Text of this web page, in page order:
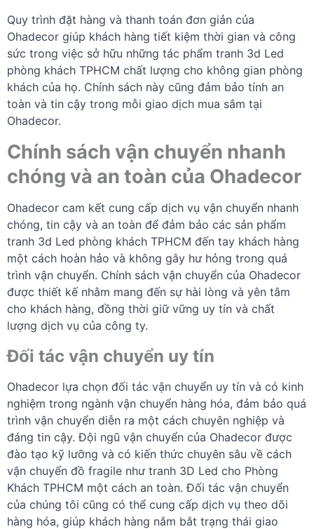
Quy trình đặt hàng và thanh toán đơn giản của
Ohadecor giúp khách hàng tiết kiệm thời gian và công
sức trong việc sở hữu những tác phẩm tranh 3d Led
phòng khách TPHCM chất lượng cho không gian phòng
khách của họ. Chính sách này cũng đảm bảo tính an
toàn và tin cậy trong mỗi giao dịch mua sắm tại
Ohadecor.
Chính sách vận chuyển nhanh
chóng và an toàn của Ohadecor
Ohadecor cam kết cung cấp dịch vụ vận chuyển nhanh
chóng, tin cậy và an toàn để đảm bảo các sản phẩm
tranh 3d Led phòng khách TPHCM đến tay khách hàng
một cách hoàn hảo và không gây hư hỏng trong quá
trình vận chuyển. Chính sách vận chuyển của Ohadecor
được thiết kế nhằm mang đến sự hài lòng và yên tâm
cho khách hàng, đồng thời giữ vững uy tín và chất
lượng dịch vụ của công ty.
Đối tác vận chuyển uy tín
Ohadecor lựa chọn đối tác vận chuyển uy tín và có kinh
nghiệm trong ngành vận chuyển hàng hóa, đảm bảo quá
trình vận chuyển diễn ra một cách chuyên nghiệp và
đáng tin cậy. Đội ngũ vận chuyển của Ohadecor được
đào tạo kỹ lưỡng và có kiến thức chuyên sâu về cách
vận chuyển đồ fragile như tranh 3D Led cho Phòng
Khách TPHCM một cách an toàn. Đối tác vận chuyển
của chúng tôi cũng có thể cung cấp dịch vụ theo dõi
hàng hóa, giúp khách hàng nắm bắt trạng thái giao